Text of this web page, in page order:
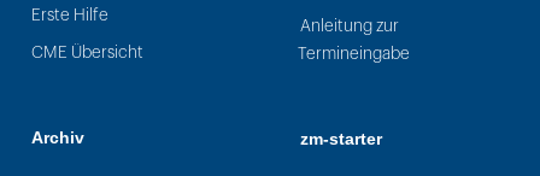
Erste Hilfe
CME Übersicht
Archiv
Anleitung zur
Termineingabe
zm-starter